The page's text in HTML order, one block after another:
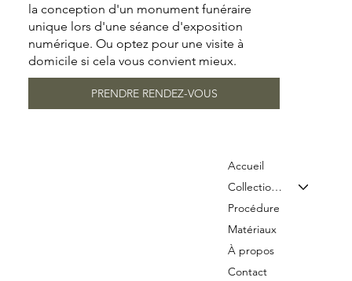
Accueil
Collection & Tarifs
Procédure
Matériaux
À propos
Contact
la conception d'un monument funéraire
unique lors d'une séance d'exposition
numérique. Ou optez pour une visite à
domicile si cela vous convient mieux.
PRENDRE RENDEZ-VOUS